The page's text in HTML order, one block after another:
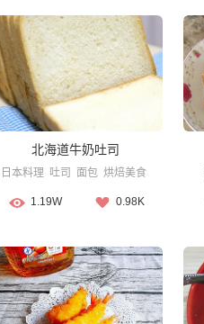
北海道牛奶吐司
日本料理 吐司 面包 烘焙美食
1.19W 0.98K